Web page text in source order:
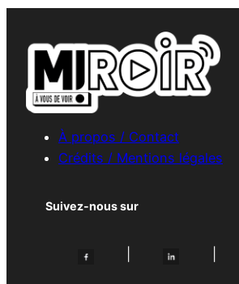
À propos / Contact
Crédits / Mentions légales
Suivez-nous sur